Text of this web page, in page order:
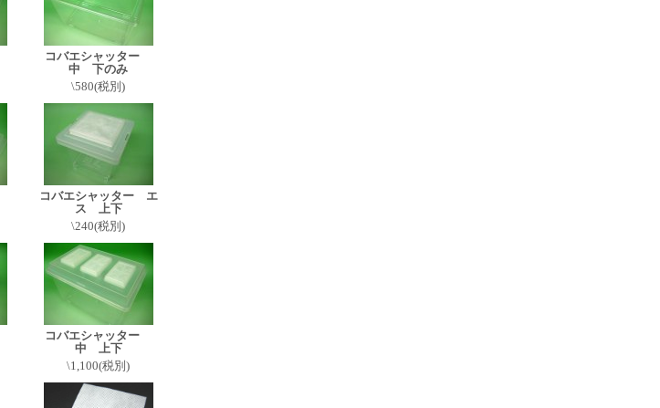
コバエシャッター
中 下のみ
\580(税別)
コバエシャッター エ
ス 上下
\240(税別)
コバエシャッター
中 上下
\1,100(税別)